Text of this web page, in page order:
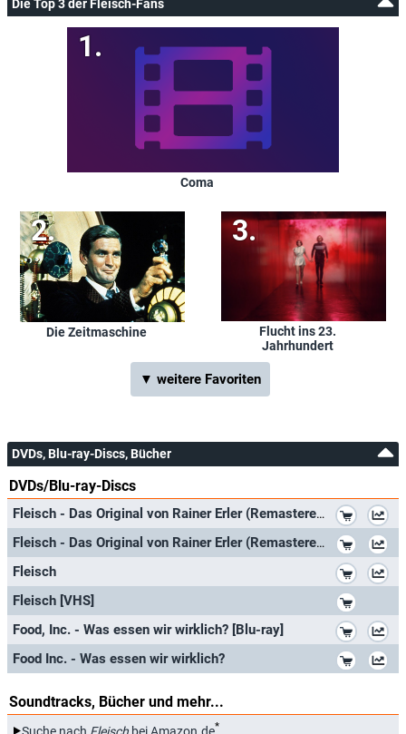
Die Top 3 der Fleisch-Fans
Coma
Die Zeitmaschine
Flucht ins 23.
Jahrhundert
▼ weitere Favoriten
DVDs, Blu-ray-Discs, Bücher
DVDs/Blu-ray-Discs
Fleisch - Das Original von Rainer Erler (Remastered in 2K)
Fleisch - Das Original von Rainer Erler (Remastered in 2K) [Blu-ray]
Fleisch
Fleisch [VHS]
Food, Inc. - Was essen wir wirklich? [Blu-ray]
Food Inc. - Was essen wir wirklich?
Soundtracks, Bücher und mehr...
*